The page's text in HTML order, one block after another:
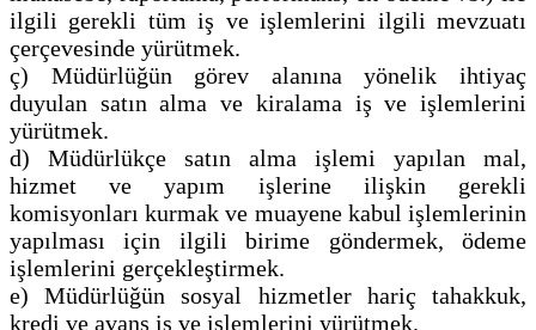
ilgili gerekli tüm iş ve işlemlerini ilgili mevzuatı
çerçevesinde yürütmek.
ç) Müdürlüğün görev alanına yönelik ihtiyaç
duyulan satın alma ve kiralama iş ve işlemlerini
yürütmek.
d) Müdürlükçe satın alma işlemi yapılan mal,
hizmet ve yapım işlerine ilişkin gerekli
komisyonları kurmak ve muayene kabul işlemlerinin
yapılması için ilgili birime göndermek, ödeme
işlemlerini gerçekleştirmek.
e) Müdürlüğün sosyal hizmetler hariç tahakkuk,
kredi ve avans iş ve işlemlerini yürütmek.